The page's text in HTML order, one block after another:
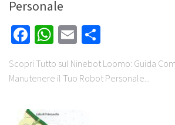
Personale
Facebook
WhatsApp
Email
Scopri Tutto sul Ninebot Loomo: Guida
Manutenere il Tuo Robot Personale...